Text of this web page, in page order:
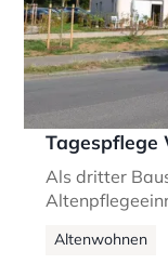
Tagespflege
Als dritter
Altenwohnen